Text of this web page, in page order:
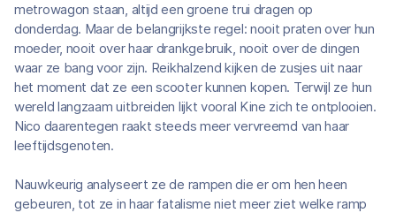
metrowagon staan, altijd een groene trui dragen op
donderdag. Maar de belangrijkste regel: nooit praten over hun
moeder, nooit over haar drankgebruik, nooit over de dingen
waar ze bang voor zijn. Reikhalzend kijken de zusjes uit naar
het moment dat ze een scooter kunnen kopen. Terwijl ze hun
wereld langzaam uitbreiden lijkt vooral Kine zich te ontplooien.
Nico daarentegen raakt steeds meer vervreemd van haar
leeftijdsgenoten.
Nauwkeurig analyseert ze de rampen die er om hen heen
gebeuren, tot ze in haar fatalisme niet meer ziet welke ramp